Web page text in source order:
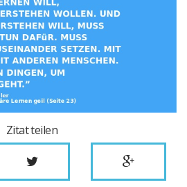
Zitat teilen